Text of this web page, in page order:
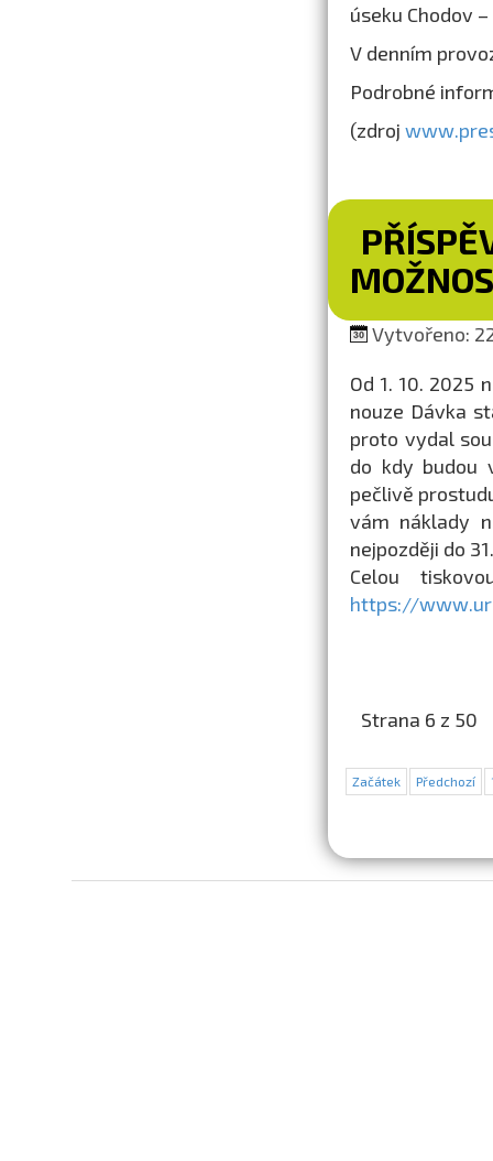
úseku Chodov
V denním
Podrobné
(zdroj
Vytvořeno:
Od 1. 10. 2025
nouze Dávka
proto vydal
do kdy budou
pečlivě
vám náklady
nejpozději do
Celou
https://
Strana 6 z 50
Začátek Předchozí